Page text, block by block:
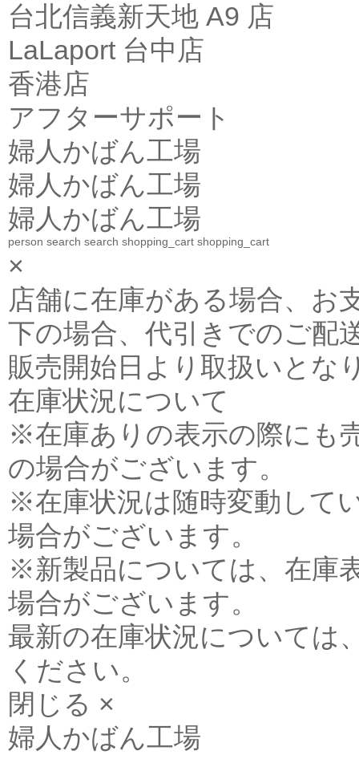
台北信義新天地 A9 店
LaLaport 台中店
香港店
アフターサポート
婦人かばん工場
婦人かばん工場
婦人かばん工場
person search search shopping_cart shopping_cart
×
店舗に在庫がある場合、お
下の場合、代引きでのご配
販売開始日より取扱いとな
在庫状況について
※在庫ありの表示の際にも
の場合がございます。
※在庫状況は随時変動して
場合がございます。
※新製品については、在庫
場合がございます。
最新の在庫状況については
ください。
閉じる ×
婦人かばん工場